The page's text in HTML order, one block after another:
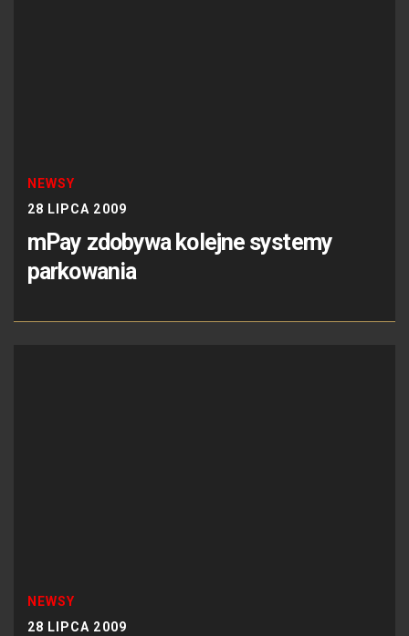
NEWSY
28 LIPCA 2009
mPay zdobywa kolejne systemy
parkowania
NEWSY
28 LIPCA 2009